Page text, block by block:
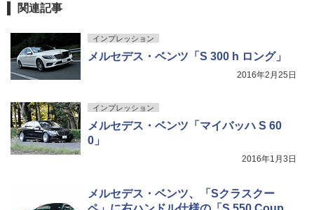
関連記事
インプレッション
メルセデス・ベンツ「S 300 h ロング」
2016年2月25日
インプレッション
メルセデス・ベンツ「マイバッハ S 60
0」
2016年1月3日
メルセデス・ベンツ、「Sクラスクー